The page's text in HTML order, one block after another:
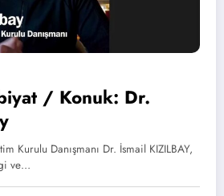
/ Konuk: Dr.
Kurulu Danışmanı Dr. İsmail KIZILBAY,
ve…